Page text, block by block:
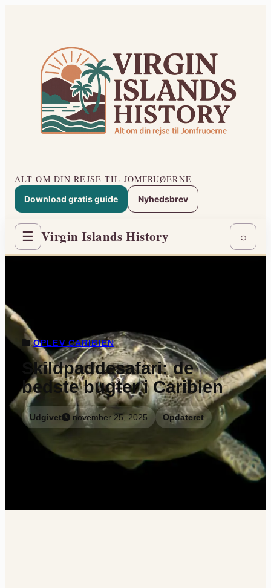
ALT OM DIN REJSE TIL JOMFRUØERNE
Download gratis guide Nyhedsbrev
☰ Virgin Islands History ⌕
OPLEV CARIBIEN
Skildpaddesafari: de
bedste bugter i Caribien
Udgivet november 25, 2025 Opdateret